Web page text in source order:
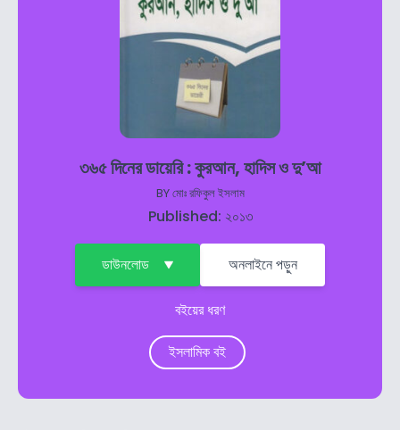
৩৬৫ দিনের ডায়েরি : কুরআন, হাদিস ও দু’আ
BYমোঃ রফিকুল ইসলাম
Published: ২০১৩
ডাউনলোড অনলাইনে পড়ুন
বইয়ের ধরণ
ইসলামিক বই